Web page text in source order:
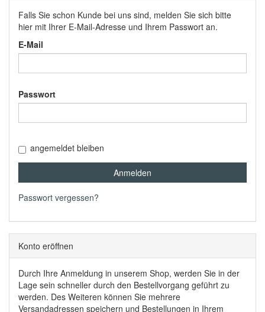
Falls Sie schon Kunde bei uns sind, melden Sie sich bitte
hier mit Ihrer E-Mail-Adresse und Ihrem Passwort an.
E-Mail
Passwort
angemeldet bleiben
Anmelden
Passwort vergessen?
Konto eröffnen
Durch Ihre Anmeldung in unserem Shop, werden Sie in der
Lage sein schneller durch den Bestellvorgang geführt zu
werden. Des Weiteren können Sie mehrere
Versandadressen speichern und Bestellungen in Ihrem